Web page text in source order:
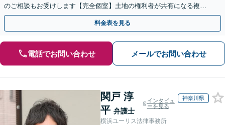
のご相談もお受けします【完全個室】土地の権利者が共有になる複雑
な権利関係もお任せ【夜間面談可】
料金表を見る
電話でお問い合わせ メールでお問い合わせ
関戸 淳
平 弁護士
インタビュ
ーを見る
神奈川県
横浜ユーリス法律事務所